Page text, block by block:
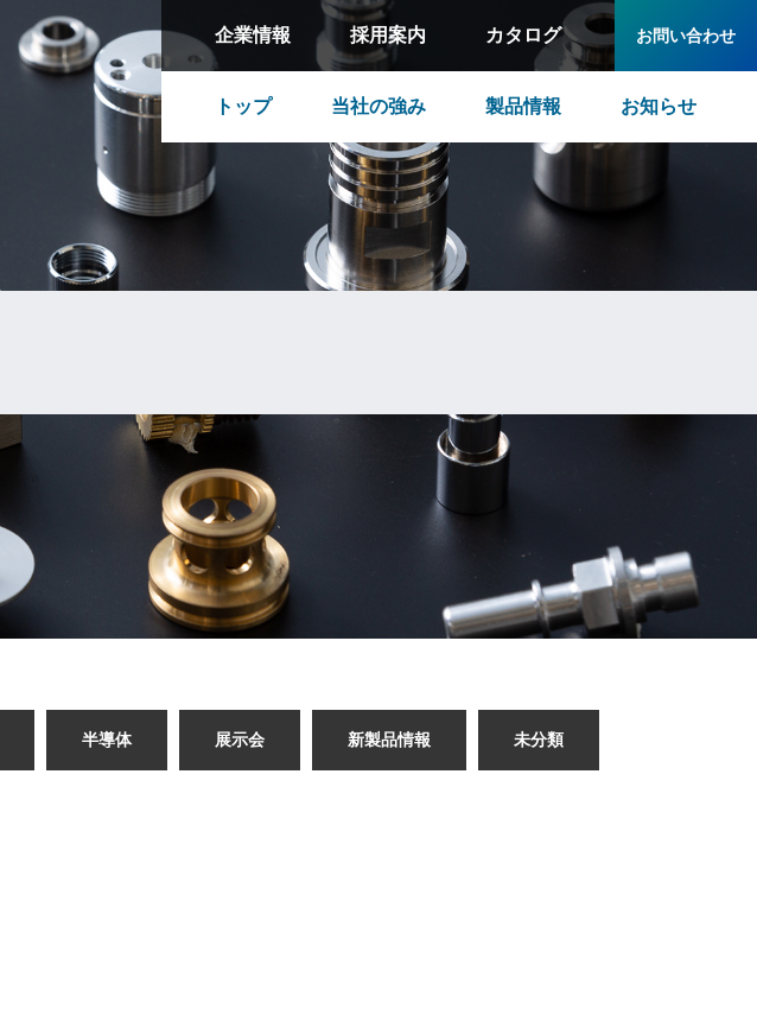
トップ 当社の強み 製品情報 お知らせ
企業情報 採用案内 カタログ お問い合わせ
半導体 展示会 新製品情報 未分類